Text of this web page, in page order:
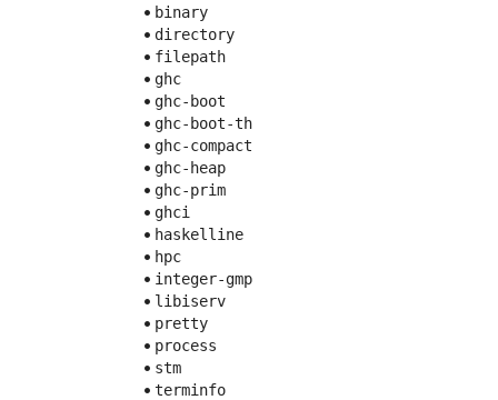
• binary
• directory
• filepath
• ghc
• ghc-boot
• ghc-boot-th
• ghc-compact
• ghc-heap
• ghc-prim
• ghci
• haskelline
• hpc
• integer-gmp
• libiserv
• pretty
• process
• stm
• terminfo